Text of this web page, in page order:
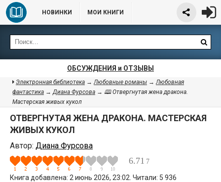
НОВИНКИ МОИ КНИГИ
ОБСУЖДЕНИЯ и ОТЗЫВЫ
Электронная библиотека →Любовные романы →Любовная
фантастика →Диана Фурсова → 🕮 Отвергнутая жена дракона.
Мастерская живых кукол
ОТВЕРГНУТАЯ ЖЕНА ДРАКОНА. МАСТЕРСКАЯ
ЖИВЫХ КУКОЛ
Автор: Диана Фурсова
6.71 7
Книга добавлена: 2 июнь 2026, 23:02. Читали: 5 936